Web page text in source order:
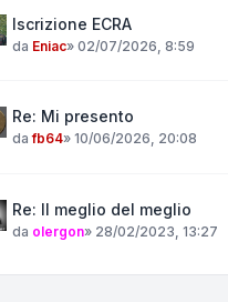
Iscrizione ECRA
da Eniac» 02/07/2026, 8:59
Re: Mi presento
dafb64» 10/06/2026, 20:08
Re: Il meglio del meglio
da olergon» 28/02/2023, 13:27